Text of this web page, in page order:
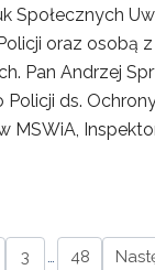
Społecznych
oraz osobą
Pan Andrzej
Policji ds.
MSWiA,
3 … 48